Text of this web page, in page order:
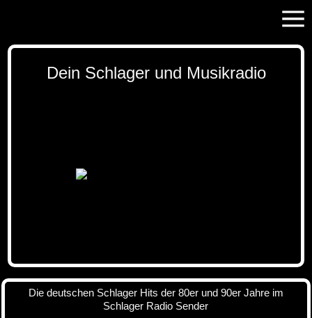
Dein Schlager und Musikradio
Die deutschen Schlager Hits der 80er und 90er Jahre im
Schlager Radio Sender